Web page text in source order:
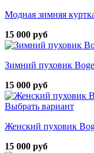
Модная зимняя
15 000 руб
Зимний пуховик
15 000 руб
Выбрать вариант
Женский пуховик
15 000 руб